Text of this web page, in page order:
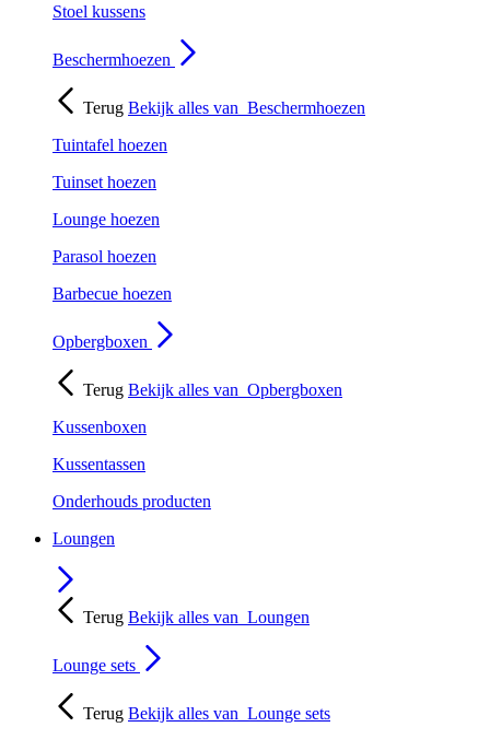
Stoel kussens
Beschermhoezen
Terug Bekijk alles van Beschermhoezen
Tuintafel hoezen
Tuinset hoezen
Lounge hoezen
Parasol hoezen
Barbecue hoezen
Opbergboxen
Terug Bekijk alles van Opbergboxen
Kussenboxen
Kussentassen
Onderhouds producten
Loungen
Terug Bekijk alles van Loungen
Lounge sets
Terug Bekijk alles van Lounge sets